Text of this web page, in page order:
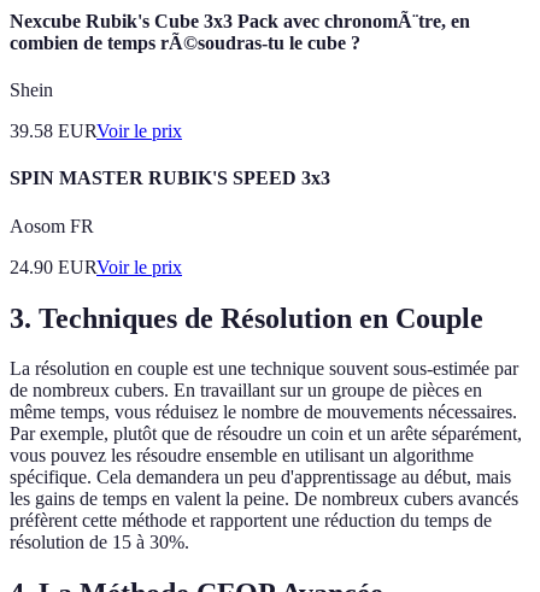
Nexcube Rubik's Cube 3x3 Pack avec chronomÃ¨tre, en
combien de temps rÃ©soudras-tu le cube ?
Shein
39.58 EURVoir le prix
SPIN MASTER RUBIK'S SPEED 3x3
Aosom FR
24.90 EURVoir le prix
3. Techniques de Résolution en Couple
La résolution en couple est une technique souvent sous-estimée par
de nombreux cubers. En travaillant sur un groupe de pièces en
même temps, vous réduisez le nombre de mouvements nécessaires.
Par exemple, plutôt que de résoudre un coin et un arête séparément,
vous pouvez les résoudre ensemble en utilisant un algorithme
spécifique. Cela demandera un peu d'apprentissage au début, mais
les gains de temps en valent la peine. De nombreux cubers avancés
préfèrent cette méthode et rapportent une réduction du temps de
résolution de 15 à 30%.